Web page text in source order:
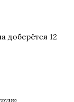
доберётся 12